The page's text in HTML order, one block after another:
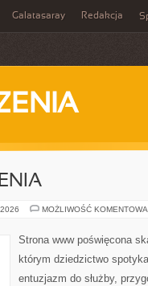
Galatasaray Redakcja
MOŻLIWOŚĆ
Strona www poświęcona
którym dziedzictwo
entuzjazm do służby,